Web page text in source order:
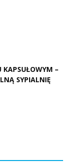
KAPSUŁOWYM –
SYPIALNIĘ